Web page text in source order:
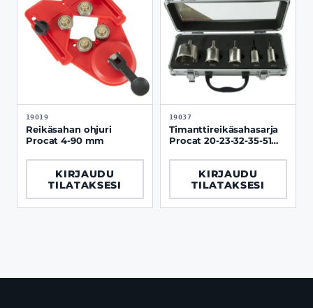
19019
Reikäsahan ohjuri
Procat 4-90 mm
KIRJAUDU
TILATAKSESI
19037
Timanttireikäsahasarja
Procat 20-23-32-35-51
KIRJAUDU
TILATAKSESI